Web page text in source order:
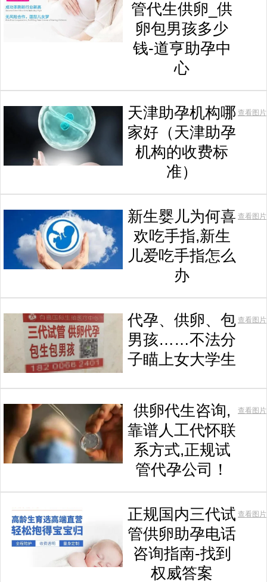
管代生供卵_供
卵包男孩多少
钱-道亨助孕中
心
天津助孕机构哪
家好（天津助孕
机构的收费标
准）
查看图片
新生婴儿为何喜
欢吃手指,新生
儿爱吃手指怎么
办
查看图片
代孕、供卵、包
男孩……不法分
子瞄上女大学生
查看图片
供卵代生咨询,
靠谱人工代怀联
系方式,正规试
管代孕公司！
查看图片
正规国内三代试
管供卵助孕电话
咨询指南-找到
权威答案
查看图片